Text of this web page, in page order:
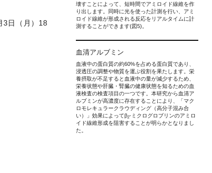
3日（月）18
壊すことによって、短時間でアミロイド線維を作
り出します。同時に光を使った計測を行い、アミ
ロイド線維が形成される反応をリアルタイムに計
測することができます(図5)。
血清アルブミン
血液中の蛋白質の約60%を占める蛋白質であり、
浸透圧の調整や物質を運ぶ役割を果たします。栄
養摂取が不足すると血液中の量が減少するため、
栄養状態や肝臓・腎臓の健康状態を知るための血
液検査の検査項目の一つです。本研究から血清ア
ルブミンが高濃度に存在することにより、「マク
ロモレキュラークラウディング（高分子混み合
い）」効果によってβ2-ミクログロブリンのアミロ
イド線維形成を阻害することが明らかとなりまし
た。